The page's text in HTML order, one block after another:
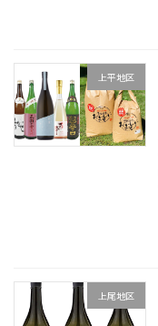
上平地区
上尾地区